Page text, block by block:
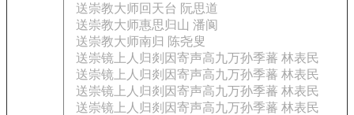
送崇教大师回天台 阮思道
送崇教大师惠思归山 潘阆
送崇教大师南归 陈尧叟
送崇镜上人归剡因寄声高九万孙季蕃 林表民
送崇镜上人归剡因寄声高九万孙季蕃 林表民
送崇镜上人归剡因寄声高九万孙季蕃 林表民
送崇镜上人归剡因寄声高九万孙季蕃 林表民